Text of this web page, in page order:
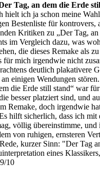
Tag, an dem die Erde
hielt ich ja schon meine
Bestenliste für
Kritiken zu „Der Tag, an
im Vergleich dazu, was
die dieses Remake als
für mich irgendwie nicht
deutlich plakativere
einigen Wendungen
die Erde still stand“ war
besser platziert sind, und
Remake, doch irgendwie
hilft sicherlich, dass ich mit
völlig übereinstimme, und
von ruhigen, ernsteren
kurzer Sinn: "Der Tag
eines
10